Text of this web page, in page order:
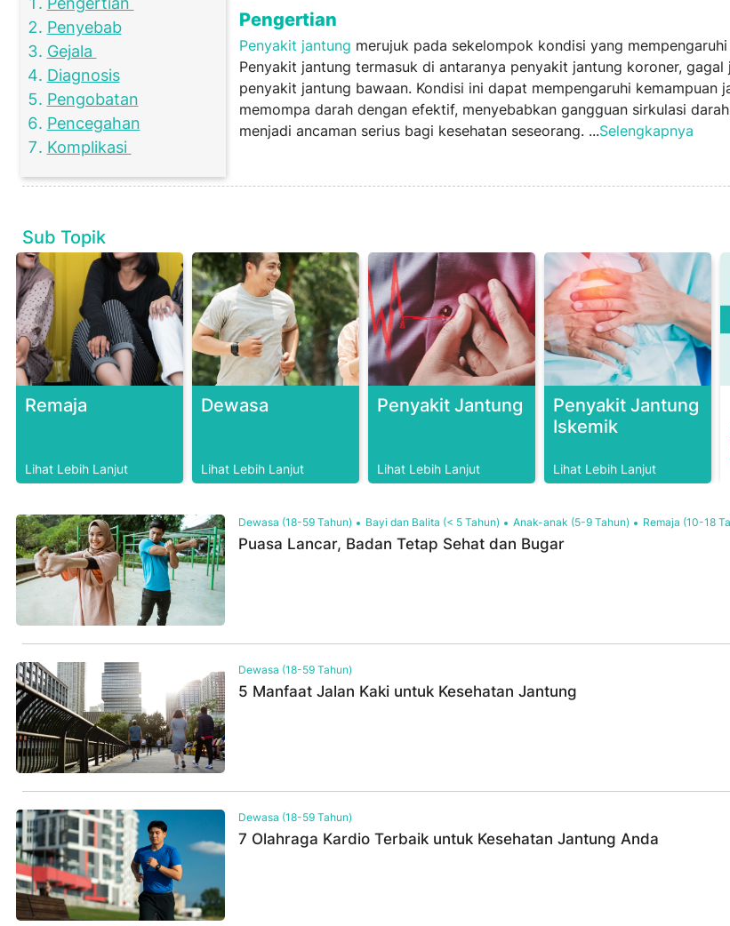
Penyebab
Gejala
Diagnosis
Pengobatan
Pencegahan
Komplikasi
Pengertian
Penyakit jantung merujuk pada sekelompok kondisi yang
Penyakit jantung termasuk di antaranya penyakit jantung koroner, gagal
penyakit jantung bawaan. Kondisi ini dapat mempengaruhi kemampuan
memompa darah dengan efektif, menyebabkan gangguan sirkulasi
menjadi ancaman serius bagi kesehatan seseorang. ...Selengkapnya
Sub Topik
Remaja
Lihat Lebih Lanjut
Dewasa
Lihat Lebih Lanjut
Penyakit Jantung
Lihat Lebih Lanjut
Penyakit Jantung
Iskemik
Lihat Lebih Lanjut
Dewasa (18-59 Tahun) Bayi dan Balita (< 5 Tahun) Anak-anak (5-9 Tahun) Remaja (10-18
Puasa Lancar, Badan Tetap Sehat dan Bugar
Dewasa (18-59 Tahun)
5 Manfaat Jalan Kaki untuk Kesehatan Jantung
Dewasa (18-59 Tahun)
7 Olahraga Kardio Terbaik untuk Kesehatan Jantung Anda